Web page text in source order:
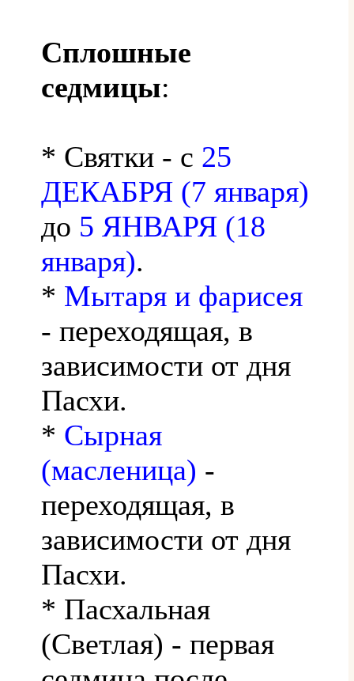
Сплошные
седмицы:
* Святки - с 25
ДЕКАБРЯ (7 января)
до 5 ЯНВАРЯ (18
января).
* Мытаря и фарисея
- переходящая, в
зависимости от дня
Пасхи.
* Сырная
(масленица) -
переходящая, в
зависимости от дня
Пасхи.
* Пасхальная
(Светлая) - первая